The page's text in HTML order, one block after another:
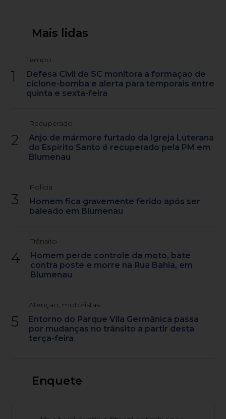
Mais lidas
1
Tempo
Defesa Civil de SC monitora a formação de
ciclone-bomba e alerta para temporais entre
quinta e sexta-feira
2
Recuperado
Anjo de mármore furtado da Igreja Luterana
do Espírito Santo é recuperado pela PM em
Blumenau
3
Polícia
Homem fica gravemente ferido após ser
baleado em Blumenau
4
Trânsito
Homem perde controle da moto, bate
contra poste e morre na Rua Bahia, em
Blumenau
5
Atenção, motoristas
Entorno do Parque Vila Germânica passa
por mudanças no trânsito a partir desta
terça-feira
Enquete